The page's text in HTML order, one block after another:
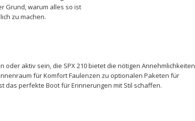
Grund, warum alles so ist
zu machen.
aktiv sein, die SPX 210 bietet die nötigen Annehmlichkeiten
für Komfort Faulenzen zu optionalen Paketen für
das perfekte Boot für Erinnerungen mit Stil schaffen.